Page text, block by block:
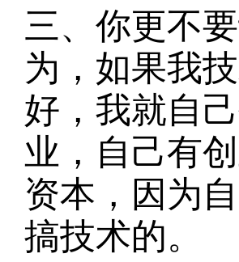
三、你更不
为，如果我
好，我就自
业，自己有
资本，因为
搞技术的。